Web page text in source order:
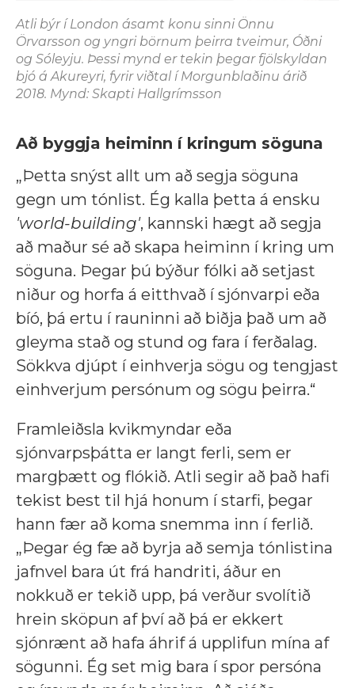
Atli býr í London ásamt konu sinni Önnu
Örvarsson og yngri börnum þeirra tveimur, Óðni
og Sóleyju. Þessi mynd er tekin þegar fjölskyldan
bjó á Akureyri, fyrir viðtal í Morgunblaðinu árið
2018. Mynd: Skapti Hallgrímsson
Að byggja heiminn í kringum söguna
„Þetta snýst allt um að segja söguna
gegn um tónlist. Ég kalla þetta á ensku
'world-building', kannski hægt að segja
að maður sé að skapa heiminn í kring um
söguna. Þegar þú býður fólki að setjast
niður og horfa á eitthvað í sjónvarpi eða
bíó, þá ertu í rauninni að biðja það um að
gleyma stað og stund og fara í ferðalag.
Sökkva djúpt í einhverja sögu og tengjast
einhverjum persónum og sögu þeirra.“
Framleiðsla kvikmyndar eða
sjónvarpsþátta er langt ferli, sem er
margþætt og flókið. Atli segir að það hafi
tekist best til hjá honum í starfi, þegar
hann fær að koma snemma inn í ferlið.
„Þegar ég fæ að byrja að semja tónlistina
jafnvel bara út frá handriti, áður en
nokkuð er tekið upp, þá verður svolítið
hrein sköpun af því að þá er ekkert
sjónrænt að hafa áhrif á upplifun mína af
sögunni. Ég set mig bara í spor persóna